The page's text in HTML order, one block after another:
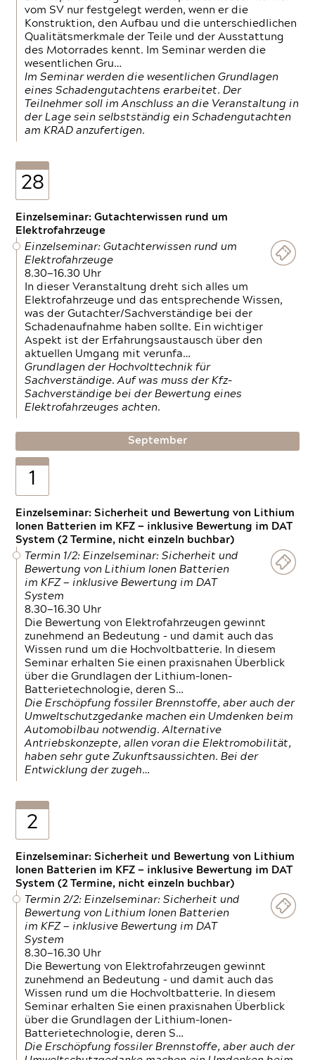
vom SV nur festgelegt werden, wenn er die
Konstruktion, den Aufbau und die unterschiedlichen
Qualitätsmerkmale der Teile und der Ausstattung
des Motorrades kennt. Im Seminar werden die
wesentlichen Gru…
Im Seminar werden die wesentlichen Grundlagen
eines Schadengutachtens erarbeitet. Der
Teilnehmer soll im Anschluss an die Veranstaltung in
der Lage sein selbstständig ein Schadengutachten
am KRAD anzufertigen.
28
Einzelseminar: Gutachterwissen rund um
Elektrofahrzeuge
Einzelseminar: Gutachterwissen rund um
Elektrofahrzeuge
8.30—16.30 Uhr
In dieser Veranstaltung dreht sich alles um
Elektrofahrzeuge und das entsprechende Wissen,
was der Gutachter/Sachverständige bei der
Schadenaufnahme haben sollte. Ein wichtiger
Aspekt ist der Erfahrungsaustausch über den
aktuellen Umgang mit verunfa…
Grundlagen der Hochvolttechnik für
Sachverständige. Auf was muss der Kfz-
Sachverständige bei der Bewertung eines
Elektrofahrzeuges achten.
September
1
Einzelseminar: Sicherheit und Bewertung von Lithium
Ionen Batterien im KFZ — inklusive Bewertung im DAT
System (2 Termine, nicht einzeln buchbar)
Termin 1/2: Einzelseminar: Sicherheit und
Bewertung von Lithium Ionen Batterien
im KFZ — inklusive Bewertung im DAT
System
8.30—16.30 Uhr
Die Bewertung von Elektrofahrzeugen gewinnt
zunehmend an Bedeutung – und damit auch das
Wissen rund um die Hochvoltbatterie. In diesem
Seminar erhalten Sie einen praxisnahen Überblick
über die Grundlagen der Lithium-Ionen-
Batterietechnologie, deren S…
Die Erschöpfung fossiler Brennstoffe, aber auch der
Umweltschutzgedanke machen ein Umdenken beim
Automobilbau notwendig. Alternative
Antriebskonzepte, allen voran die Elektromobilität,
haben sehr gute Zukunftsaussichten. Bei der
Entwicklung der zugeh…
2
Einzelseminar: Sicherheit und Bewertung von Lithium
Ionen Batterien im KFZ — inklusive Bewertung im DAT
System (2 Termine, nicht einzeln buchbar)
Termin 2/2: Einzelseminar: Sicherheit und
Bewertung von Lithium Ionen Batterien
im KFZ — inklusive Bewertung im DAT
System
8.30—16.30 Uhr
Die Bewertung von Elektrofahrzeugen gewinnt
zunehmend an Bedeutung – und damit auch das
Wissen rund um die Hochvoltbatterie. In diesem
Seminar erhalten Sie einen praxisnahen Überblick
über die Grundlagen der Lithium-Ionen-
Batterietechnologie, deren S…
Die Erschöpfung fossiler Brennstoffe, aber auch der